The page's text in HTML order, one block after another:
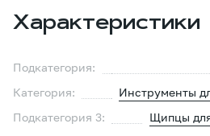
Характеристики
Подкатегория:
Категория:
Инструменты
Подкатегория 3:
Щипцы